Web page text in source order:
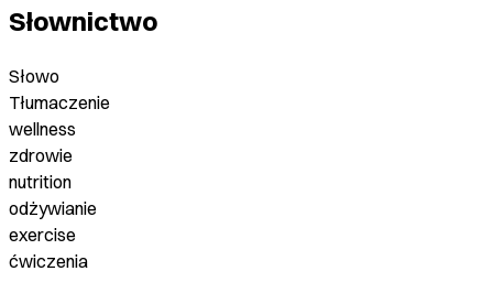
Słownictwo
Słowo
Tłumaczenie
wellness
zdrowie
nutrition
odżywianie
exercise
ćwiczenia